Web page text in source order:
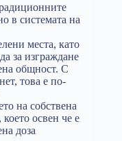
в системата на
места, като
за изграждане
общност. С
това е по-
на собствена
освен че е
доза